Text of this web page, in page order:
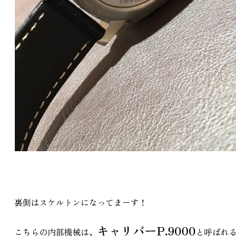
裏側はスケルトンになってまーす！
こちらの内部機械は、 キャリバーP.9000 と呼ばれる